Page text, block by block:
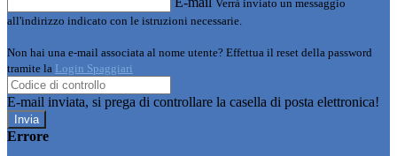
Verrà inviato un messaggio
all'indirizzo indicato con le istruzioni necessarie.
Non hai una e-mail associata al nome utente? Effettua il reset della password
tramite la Login Spaggiari
E-mail inviata, si prega di controllare la casella di posta elettronica!
Errore